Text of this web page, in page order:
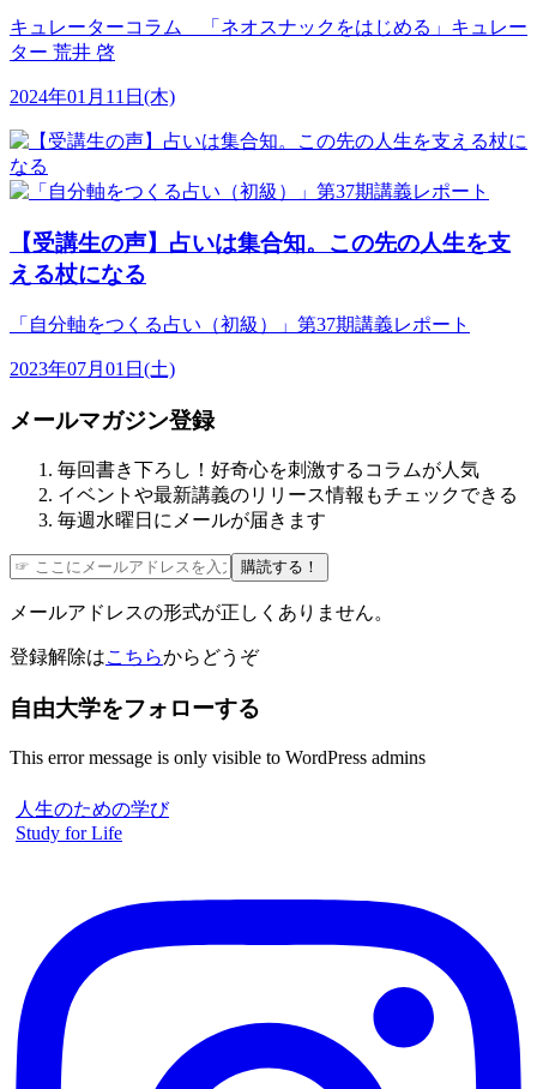
キュレーターコラム 「ネオスナックをはじめる」キュレー
ター 荒井 啓
2024年01月11日(木)
【受講生の声】占いは集合知。この先の人生を支
える杖になる
「自分軸をつくる占い（初級）」第37期講義レポート
2023年07月01日(土)
メールマガジン登録
毎回書き下ろし！好奇心を刺激するコラムが人気
イベントや最新講義のリリース情報もチェックできる
毎週水曜日にメールが届きます
購読する！
メールアドレスの形式が正しくありません。
登録解除はこちらからどうぞ
自由大学をフォローする
This error message is only visible to WordPress admins
人生のための学び
Study for Life